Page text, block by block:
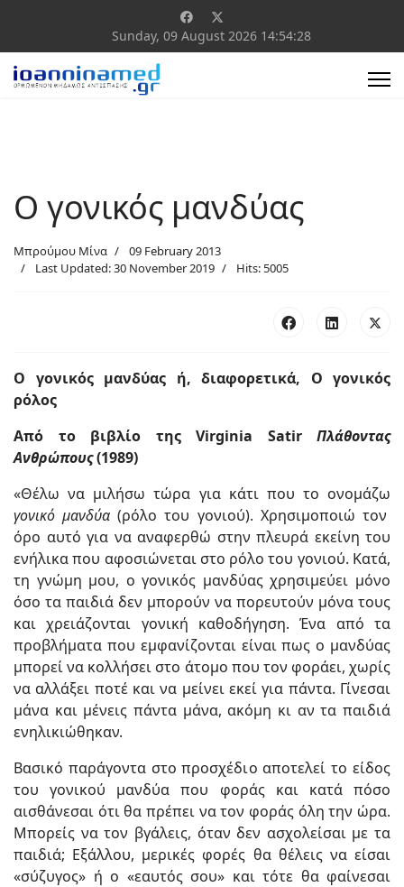
Sunday, 09 August 2026 14:54:29
Ο γονικός μανδύας
Μπρούμου Μίνα
09 February 2013
Last Updated: 30 November 2019
Hits: 5005
Ο γονικός μανδύας ή, διαφορετικά, Ο γονικός
ρόλος
Από το βιβλίο της Virginia Satir Πλάθοντας
Ανθρώπους(1989)
«Θέλω να μιλήσω τώρα για κάτι που το ονομάζω
γονικό μανδύα(ρόλο του γονιού). Χρησιμοποιώ τον
όρο αυτό για να αναφερθώ στην πλευρά εκείνη του
ενήλικα που αφοσιώνεται στο ρόλο του γονιού. Κατά,
τη γνώμη μου, ο γονικός μανδύας χρησιμεύει μόνο
όσο τα παιδιά δεν μπορούν να πορευτούν μόνα τους
και χρειάζονται γονική καθοδήγηση. Ένα από τα
προβλήματα που εμφανίζονται είναι πως ο μανδύας
μπορεί να κολλήσει στο άτομο που τον φοράει, χωρίς
να αλλάξει ποτέ και να μείνει εκεί για πάντα. Γίνεσαι
μάνα και μένεις πάντα μάνα, ακόμη κι αν τα παιδιά
ενηλικιώθηκαν.
Βασικό παράγοντα στο προσχέδιο αποτελεί το είδος
του γονικού μανδύα που φοράς και κατά πόσο
αισθάνεσαι ότι θα πρέπει να τον φοράς όλη την ώρα.
Μπορείς να τον βγάλεις, όταν δεν ασχολείσαι με τα
παιδιά; Εξάλλου, μερικές φορές θα θέλεις να είσαι
«σύζυγος» ή ο «εαυτός σου» και τότε θα φαίνεσαι